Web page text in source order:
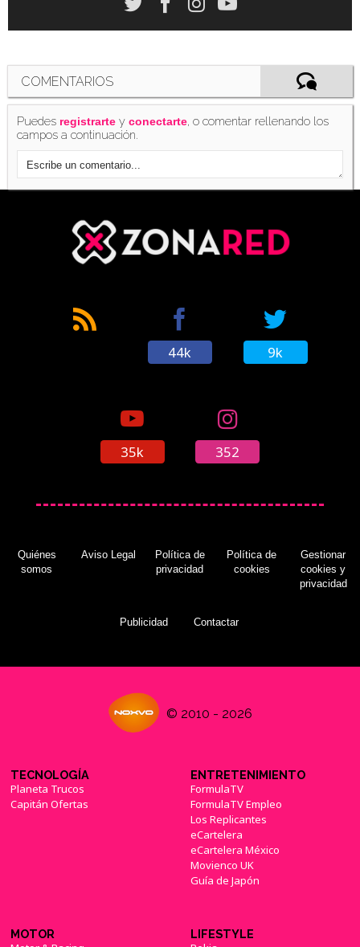
COMENTARIOS
Puedes registrarte yconectarte, o comentar rellenando los
campos a continuación.
44k 9k
35k 352
Quiénes
somos
Aviso Legal
Política de
privacidad
Política de
cookies
Gestionar
cookies y
privacidad
Publicidad Contactar
© 2010 - 2026
TECNOLOGÍA
Planeta Trucos
Capitán Ofertas
ENTRETENIMIENTO
FormulaTV
FormulaTV Empleo
Los Replicantes
eCartelera
eCartelera México
Movienco UK
Guía de Japón
MOTOR LIFESTYLE